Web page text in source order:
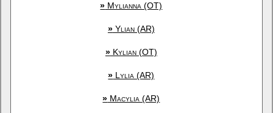
» Mylianna (OT)
»Ylian (AR)
»Kylian (OT)
» Lylia (AR)
» Macylia (AR)